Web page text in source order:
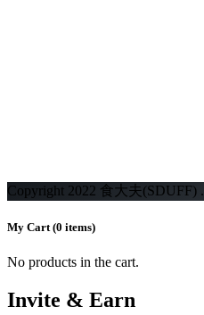
Copyright 2022 食大夫(SDUFF)
My Cart (0 items)
No products in the cart.
Invite & Earn